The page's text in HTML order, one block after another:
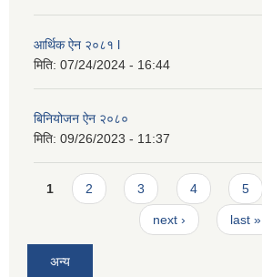
आर्थिक ऐन २०८१ l
मिति: 07/24/2024 - 16:44
बिनियोजन ऐन २०८०
मिति: 09/26/2023 - 11:37
Pages
1 2 3 4 5
next › last »
अन्य